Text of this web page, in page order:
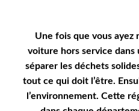
Une fois que vous ayez
voiture hors service dans
séparer les déchets
tout ce qui doit l’être.
l’environnement. Cette